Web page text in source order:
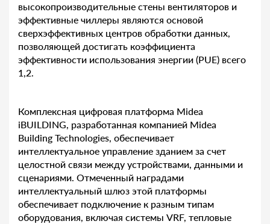
высокопроизводительные стены вентиляторов и
эффективные чиллеры являются основой
сверхэффективных центров обработки данных,
позволяющей достигать коэффициента
эффективности использования энергии (PUE) всего
1,2.
Комплексная цифровая платформа Midea
iBUILDING, разработанная компанией Midea
Building Technologies, обеспечивает
интеллектуальное управление зданием за счет
целостной связи между устройствами, данными и
сценариями. Отмеченный наградами
интеллектуальный шлюз этой платформы
обеспечивает подключение к разным типам
оборудования, включая системы VRF, тепловые